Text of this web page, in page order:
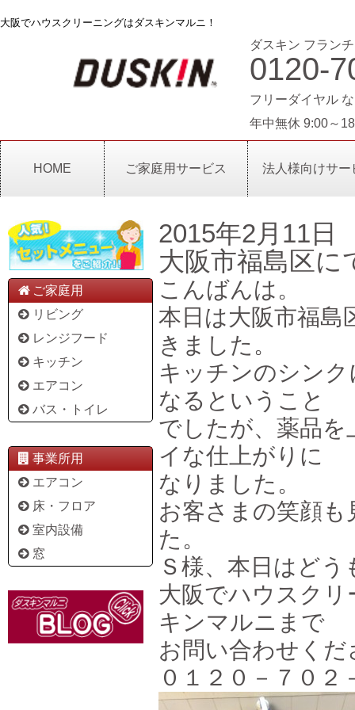
大阪でハウスクリーニングはダスキンマルニ！
ダスキン フラン
0120-
フリーダイヤル
年中無休 9:00～
HOME ご家庭用サービス 法人様向けサー
ご家庭用
リビング
レンジフード
キッチン
エアコン
バス・トイレ
事業所用
エアコン
床・フロア
室内設備
窓
2015年2月11日
大阪市福島区
こんばんは。
本日は大阪市福島
きました。
キッチンのシン
なるということ
でしたが、薬品
イな仕上がりに
なりました。
お客さまの笑顔
た。
Ｓ様、本日はど
大阪でハウスク
キンマルニまで
お問い合わせくだ
０１２０－７０２